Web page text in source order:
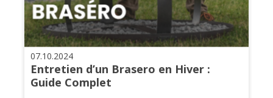
07.10.2024
Entretien d’un Brasero en Hiver :
Guide Complet